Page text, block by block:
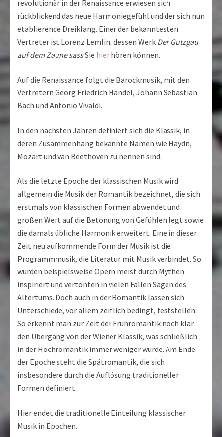
revolutionär in der Renaissance erwiesen sich
rückblickend das neue Harmoniegefühl und der sich nun
etablierende Dreiklang. Einer der bekanntesten
Vertreter ist Lorenz Lemlin, dessen Werk Der Gutzgau
auf dem Zaune sassSie hier hören können.
Auf die Renaissance folgt die Barockmusik, mit den
Vertretern Georg Friedrich Händel, Johann Sebastian
Bach und Antonio Vivaldi.
In den nächsten Jahren definiert sich die Klassik, in
deren Zusammenhang bekannte Namen wie Haydn,
Mozart und van Beethoven zu nennen sind.
Als die letzte Epoche der klassischen Musik wird
allgemein die Musik der Romantik bezeichnet, die sich
erstmals von klassischen Formen abwendet und
großen Wert auf die Betonung von Gefühlen legt sowie
die damals übliche Harmonik erweitert. Eine in dieser
Zeit neu aufkommende Form der Musik ist die
Programmmusik, die Literatur mit Musik verbindet. So
wurden beispielsweise Opern meist durch Mythen
inspiriert und vertonten in vielen Fällen Sagen des
Altertums. Doch auch in der Romantik lassen sich
Unterschiede, vor allem zeitlich bedingt, feststellen.
So erkennt man zur Zeit der Frühromantik noch klar
den Übergang von der Wiener Klassik, was schließlich
in der Hochromantik immer weniger wurde. Am Ende
der Epoche steht die Spätromantik, die sich
insbesondere durch die Auflösung traditioneller
Formen definiert.
Hier endet die traditionelle Einteilung klassischer
Musik in Epochen.